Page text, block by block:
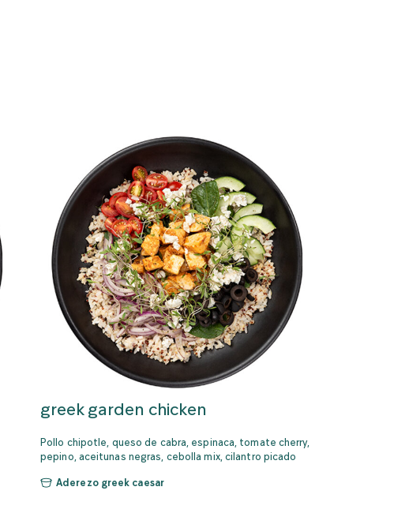
greek garden chicken
Pollo chipotle, queso de cabra, espinaca, tomate cherry,
pepino, aceitunas negras, cebolla mix, cilantro picado
Aderezo greek caesar